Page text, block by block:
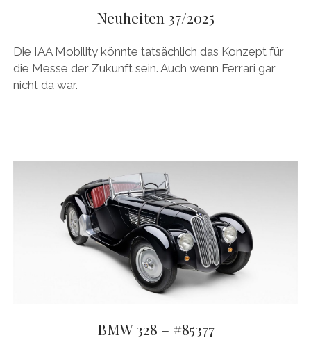
Neuheiten 37/2025
Die IAA Mobility könnte tatsächlich das Konzept für
die Messe der Zukunft sein. Auch wenn Ferrari gar
nicht da war.
BMW 328 – #85377